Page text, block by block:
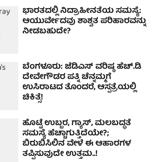
ಭಾರತದಲ್ಲಿ ನಿದ್ರಾಹೀನತೆಯ ಸಮಸ್ಯೆ:
ಆಯುರ್ವೇದವು ಶಾಶ್ವತ ಪರಿಹಾರವನ್ನು
ನೀಡಬಹುದೇ?
ಬೆಂಗಳೂರು: ಜೆಡಿಎಸ್ ವರಿಷ್ಠ ಹೆಚ್.ಡಿ
ದೇವೇಗೌಡರ ಪತ್ನಿ ಚೆನ್ನಮ್ಮಗೆ
ಉಸಿರಾಟದ ತೊಂದರೆ, ಆಸ್ಪತ್ರೆಯಲ್ಲಿ
ಚಿಕಿತ್ಸೆ!
ಹೊಟ್ಟೆ ಉಬ್ಬರ, ಗ್ಯಾಸ್, ಮಲಬದ್ಧತೆ
ಸಮಸ್ಯೆ ಹೆಚ್ಚಾಗುತ್ತಿದೆಯೇ?;
ಬಿರುಬಿಸಿಲಿನ ವೇಳೆ ಈ ಆಹಾರಗಳ
ತಪ್ಪಿಸುವುದೇ ಉತ್ತಮ..!